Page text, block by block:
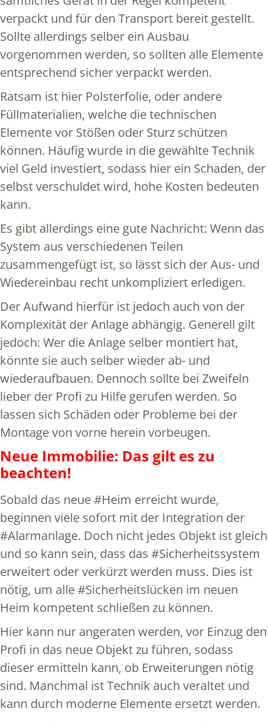
verpackt und für den Transport bereit gestellt.
Sollte allerdings selber ein Ausbau
vorgenommen werden, so sollten alle Elemente
entsprechend sicher verpackt werden.
Ratsam ist hier Polsterfolie, oder andere
Füllmaterialien, welche die technischen
Elemente vor Stößen oder Sturz schützen
können. Häufig wurde in die gewählte Technik
viel Geld investiert, sodass hier ein Schaden, der
selbst verschuldet wird, hohe Kosten bedeuten
kann.
Es gibt allerdings eine gute Nachricht: Wenn das
System aus verschiedenen Teilen
zusammengefügt ist, so lässt sich der Aus- und
Wiedereinbau recht unkompliziert erledigen.
Der Aufwand hierfür ist jedoch auch von der
Komplexität der Anlage abhängig. Generell gilt
jedoch: Wer die Anlage selber montiert hat,
könnte sie auch selber wieder ab- und
wiederaufbauen. Dennoch sollte bei Zweifeln
lieber der Profi zu Hilfe gerufen werden. So
lassen sich Schäden oder Probleme bei der
Montage von vorne herein vorbeugen.
Neue Immobilie: Das gilt es zu
beachten!
Sobald das neue #Heim erreicht wurde,
beginnen viele sofort mit der Integration der
#Alarmanlage. Doch nicht jedes Objekt ist gleich
und so kann sein, dass das #Sicherheitssystem
erweitert oder verkürzt werden muss. Dies ist
nötig, um alle #Sicherheitslücken im neuen
Heim kompetent schließen zu können.
Hier kann nur angeraten werden, vor Einzug den
Profi in das neue Objekt zu führen, sodass
dieser ermitteln kann, ob Erweiterungen nötig
sind. Manchmal ist Technik auch veraltet und
kann durch moderne Elemente ersetzt werden.